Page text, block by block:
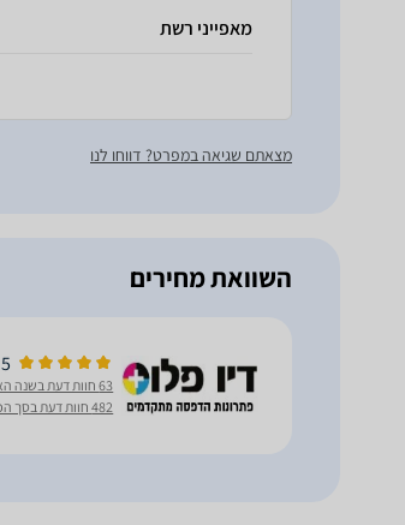
מאפייני רשת
מצאתם שגיאה במפרט? דווחו לנו
השוואת מחירים
5
63 חוות דעת בשנה האחרונה
482 חוות דעת בסך הכל